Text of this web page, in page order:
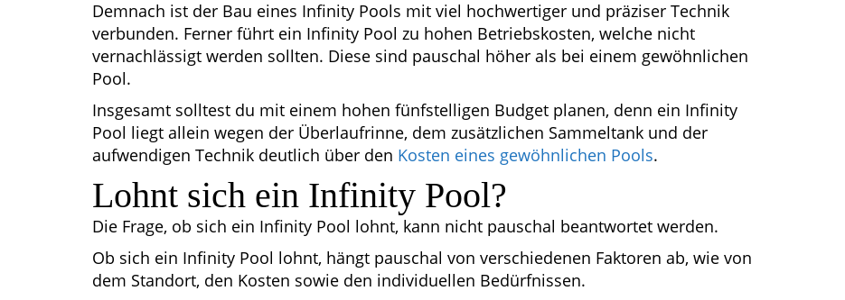
Demnach ist der Bau eines Infinity Pools mit viel hochwertiger und präziser Technik
verbunden. Ferner führt ein Infinity Pool zu hohen Betriebskosten, welche nicht
vernachlässigt werden sollten. Diese sind pauschal höher als bei einem gewöhnlichen
Pool.
Insgesamt solltest du mit einem hohen fünfstelligen Budget planen, denn ein Infinity
Pool liegt allein wegen der Überlaufrinne, dem zusätzlichen Sammeltank und der
aufwendigen Technik deutlich über den Kosten eines gewöhnlichen Pools.
Lohnt sich ein Infinity Pool?
Die Frage, ob sich ein Infinity Pool lohnt, kann nicht pauschal beantwortet werden.
Ob sich ein Infinity Pool lohnt, hängt pauschal von verschiedenen Faktoren ab, wie von
dem Standort, den Kosten sowie den individuellen Bedürfnissen.